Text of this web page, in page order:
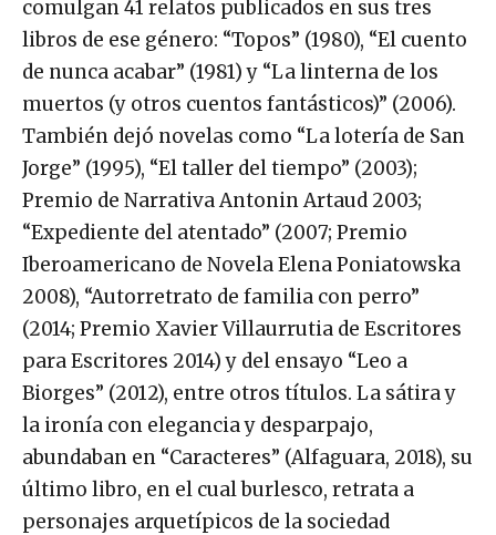
comulgan 41 relatos publicados en sus tres
libros de ese género: “Topos” (1980), “El cuento
de nunca acabar” (1981) y “La linterna de los
muertos (y otros cuentos fantásticos)” (2006).
También dejó novelas como “La lotería de San
Jorge” (1995), “El taller del tiempo” (2003);
Premio de Narrativa Antonin Artaud 2003;
“Expediente del atentado” (2007; Premio
Iberoamericano de Novela Elena Poniatowska
2008), “Autorretrato de familia con perro”
(2014; Premio Xavier Villaurrutia de Escritores
para Escritores 2014) y del ensayo “Leo a
Biorges” (2012), entre otros títulos. La sátira y
la ironía con elegancia y desparpajo,
abundaban en “Caracteres” (Alfaguara, 2018), su
último libro, en el cual burlesco, retrata a